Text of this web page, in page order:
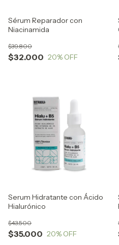
Sérum Reparador con
Niacinamida
$32.000
$39.800
20% OFF
Serum Hidratante con Ácido
Hialurónico
$35.000
$43.500
20% OFF